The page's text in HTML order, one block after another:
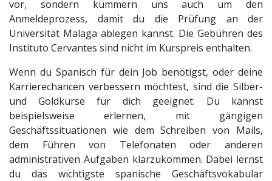
vor, sondern kümmern uns auch um den
Anmeldeprozess, damit du die Prüfung an der
Universität Malaga ablegen kannst. Die Gebühren des
Instituto Cervantes sind nicht im Kurspreis enthalten.
Wenn du Spanisch für dein Job benötigst, oder deine
Karrierechancen verbessern möchtest, sind die Silber-
und Goldkurse für dich geeignet. Du kannst
beispielsweise erlernen, mit gängigen
Geschäftssituationen wie dem Schreiben von Mails,
dem Führen von Telefonaten oder anderen
administrativen Aufgaben klarzukommen. Dabei lernst
du das wichtigste spanische Geschäftsvokabular